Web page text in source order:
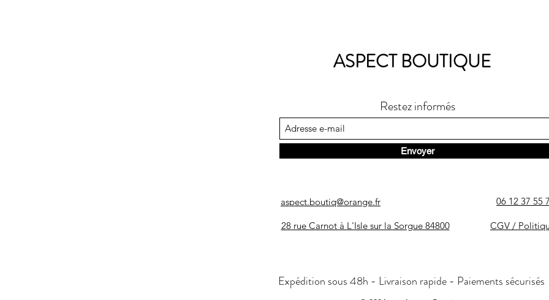
ASPECT BOUTIQUE
Restez informés
Envoyer
aspect.boutiq@orange.fr 06 12 37 55
28 rue Carnot à L'Isle sur la Sorgue 84800 CGV /
Expédition sous 48h - Livraison rapide - Paiements sécurisés